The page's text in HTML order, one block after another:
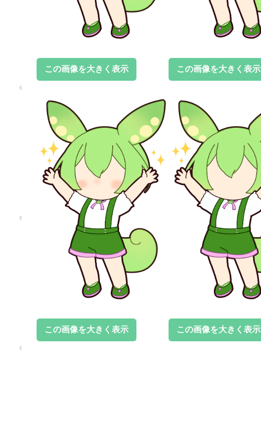
この画像を大きく表示 この画像を大きく表示
この画像を大きく表示 この画像を大きく表示